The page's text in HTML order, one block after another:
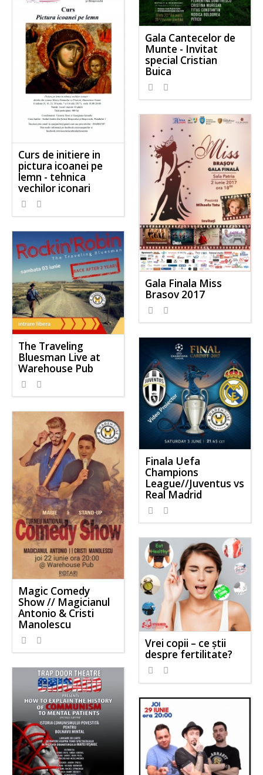
Gala Cantecelor de
Munte - Invitat
special Cristian
Buica
Curs de initiere in
pictura icoanei pe
lemn - tehnica
vechilor iconari
Gala Finala Miss
Brasov 2017
The Traveling
Bluesman Live at
Warehouse Pub
Finala Uefa
Champions
League//Juventus vs
Real Madrid
Magic Comedy
Show // Magicianul
Antonio & Cristi
Manolescu
Vrei copii – ce știi
despre fertilitate?